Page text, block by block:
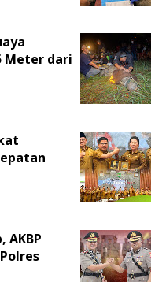
Meter dari
AKBP